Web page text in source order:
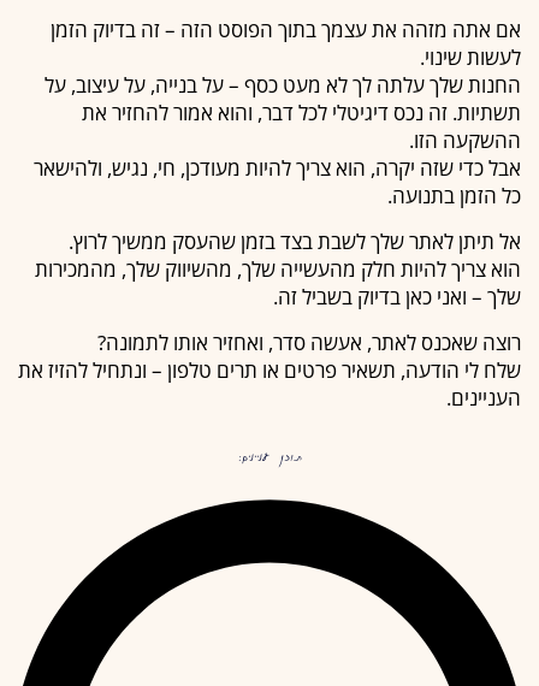
אם אתה מזהה את עצמך בתוך הפוסט הזה – זה בדיוק הזמן
לעשות שינוי.
החנות שלך עלתה לך לא מעט כסף – על בנייה, על עיצוב, על
תשתיות. זה נכס דיגיטלי לכל דבר, והוא אמור להחזיר את
ההשקעה הזו.
אבל כדי שזה יקרה, הוא צריך להיות מעודכן, חי, נגיש, ולהישאר
כל הזמן בתנועה.
אל תיתן לאתר שלך לשבת בצד בזמן שהעסק ממשיך לרוץ.
הוא צריך להיות חלק מהעשייה שלך, מהשיווק שלך, מהמכירות
שלך – ואני כאן בדיוק בשביל זה.
רוצה שאכנס לאתר, אעשה סדר, ואחזיר אותו לתמונה?
שלח לי הודעה, תשאיר פרטים או תרים טלפון – ונתחיל להזיז את
העניינים.
תוכן עניינים: